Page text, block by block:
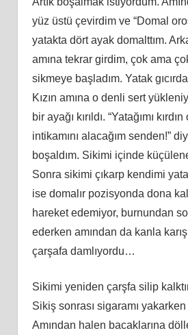
yüz üstü çevirdim ve “Domal
yatakta dört ayak domalttım.
amına tekrar girdim, çok ama
sikmeye başladım. Yatak
Kızın amına o denli sert
bir ayağı kırıldı. “Yatağımı
intikamını alacağım senden!”
boşaldım. Sikimi içinde
Sonra sikimi çıkarp kendimi
ise domalır pozisyonda dona
hareket edemiyor, burnundan
ederken amından da kanla
çarşafa damlıyordu…
Sikimi yeniden çarşfa silip
Sikiş sonrası sigaramı
Amından halen bacaklarına